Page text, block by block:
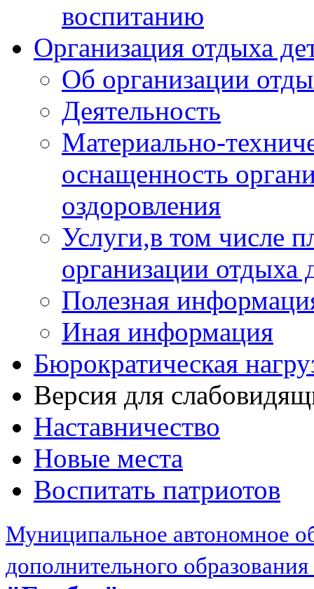
воспитанию
Организация отдыха
Об организации
Деятельность
Материально-
оснащенность
оздоровления
Услуги,в том числе
организации отдыха
Полезная
Иная информация
Бюрократическая
Версия для
Наставничество
Новые места
Воспитать патриотов
Муниципальное автономное
дополнительного образования